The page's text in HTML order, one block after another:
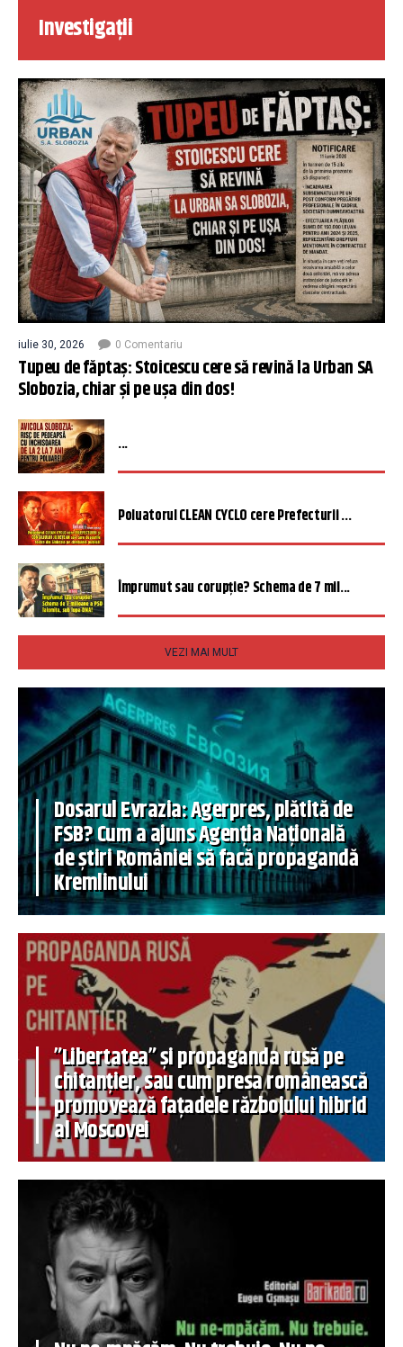
Investigații
iulie 30, 2026 0 Comentariu
Tupeu de făptaș: Stoicescu cere să revină la Urban SA
Slobozia, chiar și pe ușa din dos!
...
Poluatorul CLEAN CYCLO cere Prefecturii ...
Împrumut sau corupție? Schema de 7 mil...
VEZI MAI MULT
Dosarul Evrazia: Agerpres, plătită de
FSB? Cum a ajuns Agenția Națională
de știri României să facă propagandă
Kremlinului
”Libertatea” și propaganda rusă pe
chitanțier, sau cum presa românească
promovează fațadele războiului hibrid
al Moscovei